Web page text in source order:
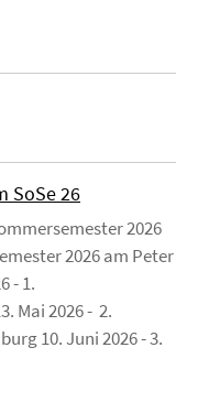
SoSe 26
2026
2026 am Peter
- 1.
Mai 2026 - 2.
10. Juni 2026 - 3.